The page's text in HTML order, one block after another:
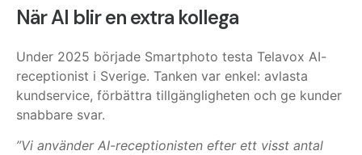
När AI blir en extra kollega
Under 2025 började Smartphoto testa Telavox AI-
receptionist i Sverige. Tanken var enkel: avlasta
kundservice, förbättra tillgängligheten och ge kunder
snabbare svar.
”Vi använder AI-receptionisten efter ett visst antal